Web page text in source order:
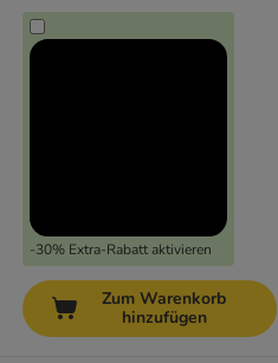
-30% Extra-Rabatt aktivieren
Zum Warenkorb
hinzufügen